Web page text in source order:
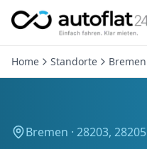
Home Standorte Bremen
Bremen · 28203, 28205